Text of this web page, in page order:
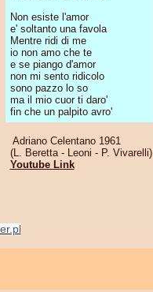
Non esiste l'amor
e' soltanto una favola
Mentre ridi di me
io non amo che te
e se piango d'amor
non mi sento ridicolo
sono pazzo lo so
ma il mio cuor ti daro'
fin che un palpito avro'
Adriano Celentano 1961
(L. Beretta - Leoni - P. Vivarelli)
Youtube Link